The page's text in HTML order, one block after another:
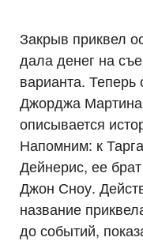
Закрыв приквел
дала денег на
варианта. Теперь
Джорджа Мартина
описывается
Напомним: к
Дейнерис, ее
Джон Сноу.
название
до событий,